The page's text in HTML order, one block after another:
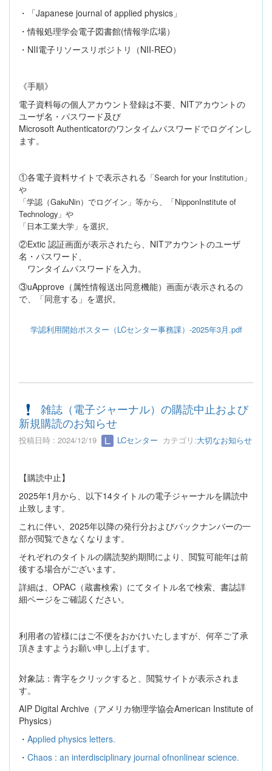
・「Japanese journal of applied physics 」
・情報処理学会電子図書館(情報学広場）
・ NII電子リソースリポジトリ（NII-REO）
《手順》
電子資料毎の個人アカウント登録は不要、 NITアカウントの
ユーザ名・パスワード及び
Microsoft Authenticatorのワンタイムパスワードでログインし
ます。
①各電子資料サイトで表示される 「Search for your Institution 」
や
「学認（GakuNin）でログイン」 等から、 「NipponInstitute of
Technology 」や
「日本工業大学」 を選択。
②Extic 認証画面が表示されたら、 NITアカウントのユーザ
名・パスワード、
ワンタイムパスワードを入力。
③uApprove （属性情報送出同意機能）画面が表示されるの
で、「同意する」を選択。
学認利用開始ポスター（LCセンター事務課）-2025年3月.pdf
雑誌（電子ジャーナル）の購読中止および
新規購読のお知らせ
投稿日時 : 2024/12/19 LCセンター カテゴリ:大切なお知らせ
【購読中止】
2025年1 月から、以下14タイトルの電子ジャーナルを購読中
止致します。
これに伴い、 2025年以降の発行分およびバックナンバーの一
部が閲覧できなくなります。
それぞれのタイトルの購読契約期間により、閲覧可能年は前
後する場合がございます。
詳細は、 OPAC （蔵書検索）にてタイトル名で検索、書誌詳
細ページをご確認ください。
利用者の皆様にはご不便をおかけいたしますが、何卒ご了承
頂きますようお願い申し上げます。
対象誌：青字をクリックすると、閲覧サイトが表示されま
す。
AIP Digital Archive （アメリカ物理学協会American Institute of
Physics）
・ Applied physics letters.
・ Chaos : an interdisciplinary journal ofnonlinear science.